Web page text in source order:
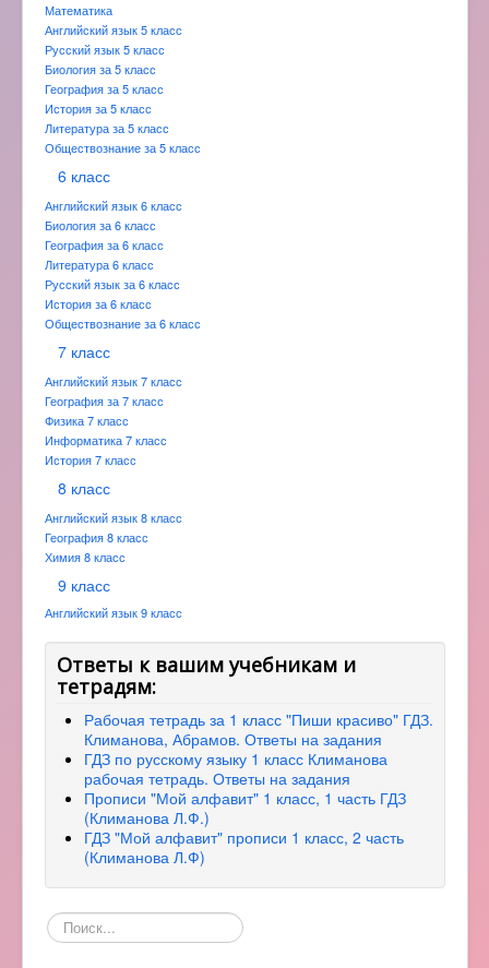
Математика
Английский язык 5 класс
Русский язык 5 класс
Биология за 5 класс
География за 5 класс
История за 5 класс
Литература за 5 класс
Обществознание за 5 класс
6 класс
Английский язык 6 класс
Биология за 6 класс
География за 6 класс
Литература 6 класс
Русский язык за 6 класс
История за 6 класс
Обществознание за 6 класс
7 класс
Английский язык 7 класс
География за 7 класс
Физика 7 класс
Информатика 7 класс
История 7 класс
8 класс
Английский язык 8 класс
География 8 класс
Химия 8 класс
9 класс
Английский язык 9 класс
Ответы к вашим учебникам и
тетрадям:
Рабочая тетрадь за 1 класс "Пиши красиво" ГДЗ.
Климанова, Абрамов. Ответы на задания
ГДЗ по русскому языку 1 класс Климанова
рабочая тетрадь. Ответы на задания
Прописи "Мой алфавит" 1 класс, 1 часть ГДЗ
(Климанова Л.Ф.)
ГДЗ "Мой алфавит" прописи 1 класс, 2 часть
(Климанова Л.Ф)
Поиск
по